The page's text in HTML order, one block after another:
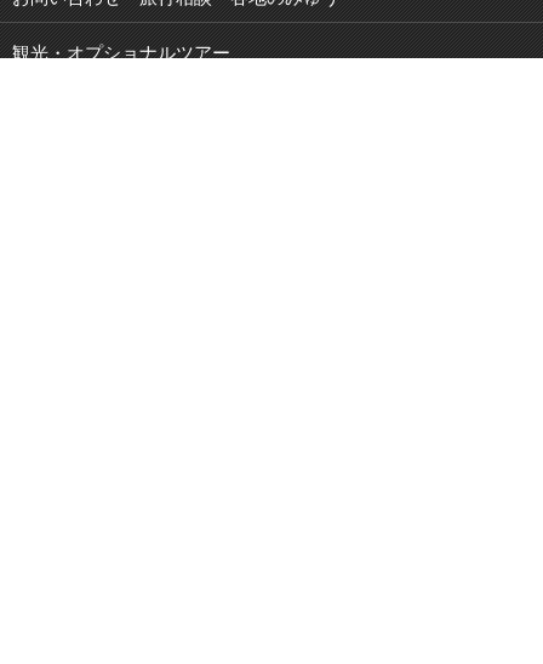
観光・オプショナルツアー